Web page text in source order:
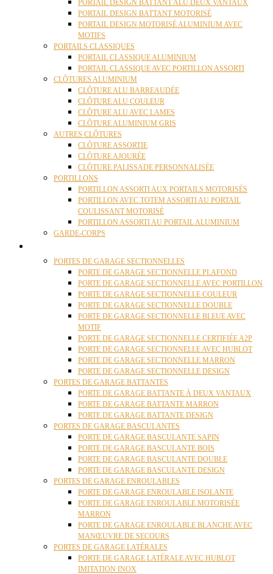
PORTAIL DESIGN BATTANT ALU DEUX VANTAUX
PORTAIL DESIGN BATTANT MOTORISÉ
PORTAIL DESIGN MOTORISÉ ALUMINIUM AVEC
MOTIFS
PORTAILS CLASSIQUES
PORTAIL CLASSIQUE ALUMINIUM
PORTAIL CLASSIQUE AVEC PORTILLON ASSORTI
CLÔTURES ALUMINIUM
CLÔTURE ALU BARREAUDÉE
CLÔTURE ALU COULEUR
CLÔTURE ALU AVEC LAMES
CLÔTURE ALUMINIUM GRIS
AUTRES CLÔTURES
CLÔTURE ASSORTIE
CLÔTURE AJOURÉE
CLÔTURE PALISSADE PERSONNALISÉE
PORTILLONS
PORTILLON ASSORTI AUX PORTAILS MOTORISÉS
PORTILLON AVEC TOTEM ASSORTI AU PORTAIL
COULISSANT MOTORISÉ
PORTILLON ASSORTI AU PORTAIL ALUMINIUM
GARDE-CORPS
PORTES DE GARAGE SECTIONNELLES
PORTE DE GARAGE SECTIONNELLE PLAFOND
PORTE DE GARAGE SECTIONNELLE AVEC PORTILLON
PORTE DE GARAGE SECTIONNELLE COULEUR
PORTE DE GARAGE SECTIONNELLE DOUBLE
PORTE DE GARAGE SECTIONNELLE BLEUE AVEC
MOTIF
PORTE DE GARAGE SECTIONNELLE CERTIFIÉE A2P
PORTE DE GARAGE SECTIONNELLE AVEC HUBLOT
PORTE DE GARAGE SECTIONNELLE MARRON
PORTE DE GARAGE SECTIONNELLE DESIGN
PORTES DE GARAGE BATTANTES
PORTE DE GARAGE BATTANTE À DEUX VANTAUX
PORTE DE GARAGE BATTANTE MARRON
PORTE DE GARAGE BATTANTE DESIGN
PORTES DE GARAGE BASCULANTES
PORTE DE GARAGE BASCULANTE SAPIN
PORTE DE GARAGE BASCULANTE BOIS
PORTE DE GARAGE BASCULANTE DOUBLE
PORTE DE GARAGE BASCULANTE DESIGN
PORTES DE GARAGE ENROULABLES
PORTE DE GARAGE ENROULABLE ISOLANTE
PORTE DE GARAGE ENROULABLE MOTORISÉE
MARRON
PORTE DE GARAGE ENROULABLE BLANCHE AVEC
MANŒUVRE DE SECOURS
PORTES DE GARAGE LATÉRALES
PORTE DE GARAGE LATÉRALE AVEC HUBLOT
IMITATION INOX